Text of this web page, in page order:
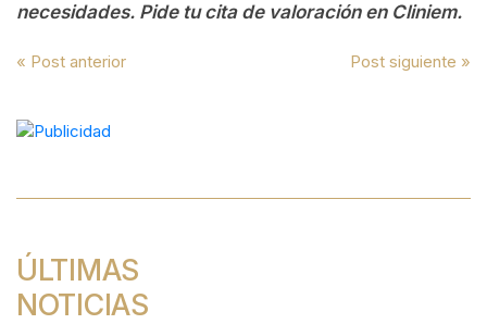
necesidades. Pide tu cita de valoración en Cliniem.
Navegación
de
entradas
« Post anterior Post siguiente »
ÚLTIMAS
NOTICIAS